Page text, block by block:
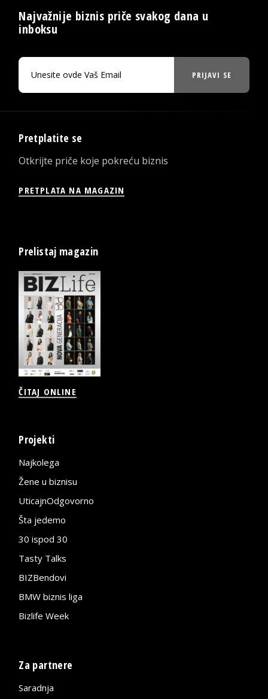
Najvažnije biznis priče svakog dana u
inboksu
PRIJAVI SE
Pretplatite se
Otkrijte priče koje pokreću biznis
PRETPLATA NA MAGAZIN
Prelistaj magazin
ČITAJ ONLINE
Projekti
Najkolega
Žene u biznisu
UticajnOdgovorno
Šta jedemo
30 ispod 30
Tasty Talks
BIZBendovi
BMW biznis liga
Bizlife Week
Za partnere
Saradnja